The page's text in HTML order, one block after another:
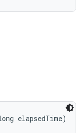
elapsedTime)